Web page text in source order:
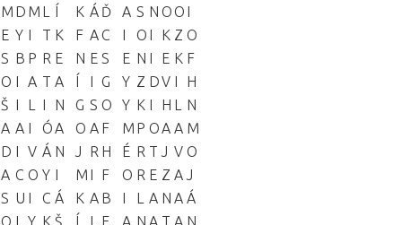
M D M L Í K Á Ď A S N O O I
E Y I T K F A C I O I K Z O
S B P R E N E S E N I E K F
O I A T A Í I G Y Z DV I
H
Š I L I N G S O Y K I H L
N
A A I Ó A O A F M P O A A M
D I V Á N J R H É R T J V O
A C O Y I M I F O R E Z A J
S U I C Á K A B I L A N A Á
O L Y K Š Í L E A N A T A N